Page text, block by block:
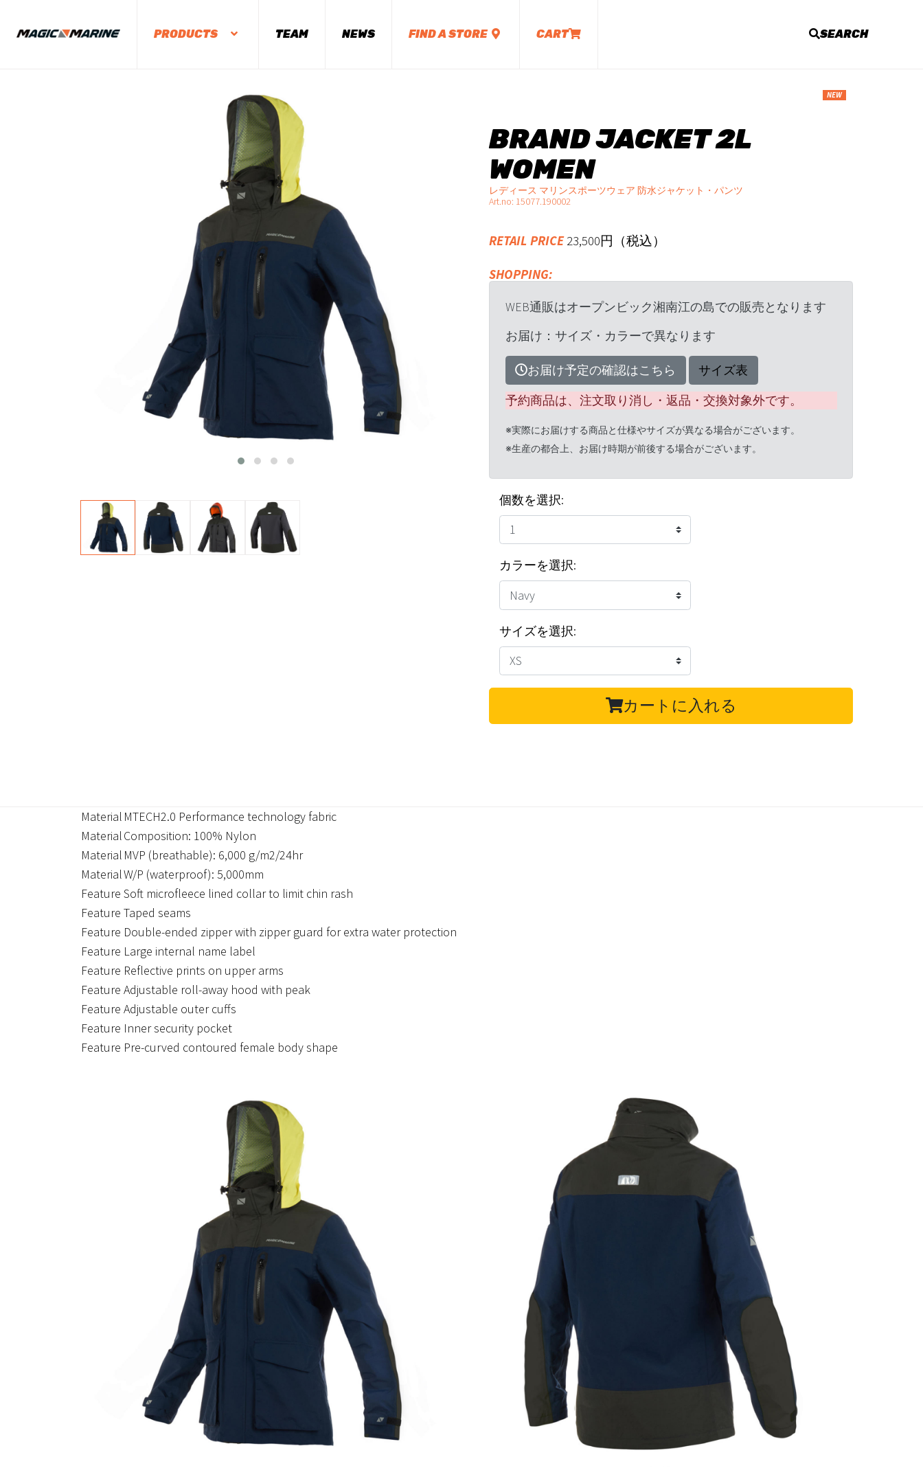
PRODUCTS TEAM NEWS FIND A STORE CART SEARCH
BRAND JACKET 2L
WOMEN
NEW
レディース マリンスポーツウェア 防水ジャケット・パンツ
Art.no: 15077.190002
RETAIL PRICE23,500円（税込）
SHOPPING:
WEB通販はオープンビック湘南江の島での販売となります
お届け：サイズ・カラーで異なります
お届け予定の確認はこちら
サイズ表
予約商品は、注文取り消し・返品・交換対象外です。
※実際にお届けする商品と仕様やサイズが異なる場合がございます。
※生産の都合上、お届け時期が前後する場合がございます。
個数を選択:
カラーを選択:
サイズを選択:
カートに入れる
Material MTECH2.0 Performance technology fabric
MaterialComposition: 100% Nylon
Material MVP (breathable): 6,000 g/m2/24hr
MaterialW/P (waterproof): 5,000mm
Feature Soft microfleece lined collar to limit chin rash
Feature Taped seams
Feature Double-ended zipper with zipper guard for extra water protection
Feature Large internal name label
Feature Reflective prints on upper arms
Feature Adjustable roll-away hood with peak
Feature Adjustable outer cuffs
Feature Inner security pocket
Feature Pre-curved contoured female body shape